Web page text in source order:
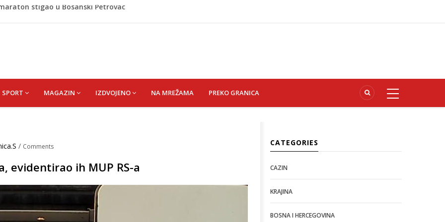
poslala poruku o Srebrenici: Kad svi priznamo genocid,
pješački prelaz: Kad neće grad, mora neko
stigao u Bosanski Petrovac
SPORT MAGAZIN IZDVOJENO NA MREŽAMA PREKO GRANICA
/ Comments
evidentirao ih MUP RS-a
CATEGORIES
CAZIN
KRAJINA
BOSNA I HERCEGOVINA